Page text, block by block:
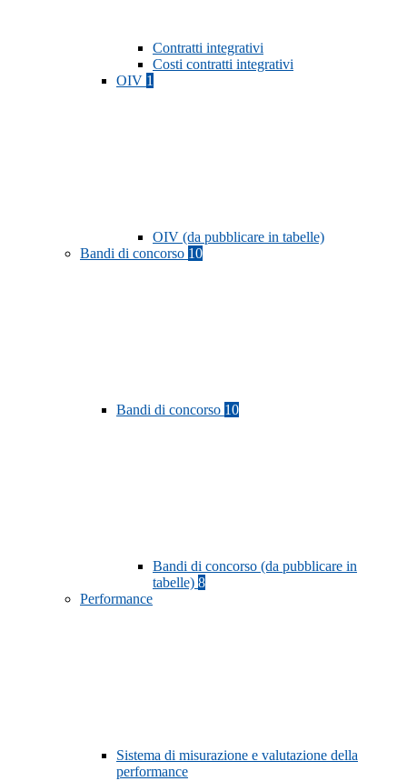
Contratti integrativi
Costi contratti integrativi
OIV 1
OIV (da pubblicare in tabelle)
Bandi di concorso 10
Bandi di concorso 10
Bandi di concorso (da pubblicare in
tabelle) 8
Performance
Sistema di misurazione e valutazione della
performance